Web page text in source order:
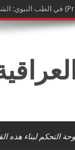
التحكم لبناء هذه